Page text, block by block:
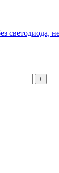
светодиода,
+